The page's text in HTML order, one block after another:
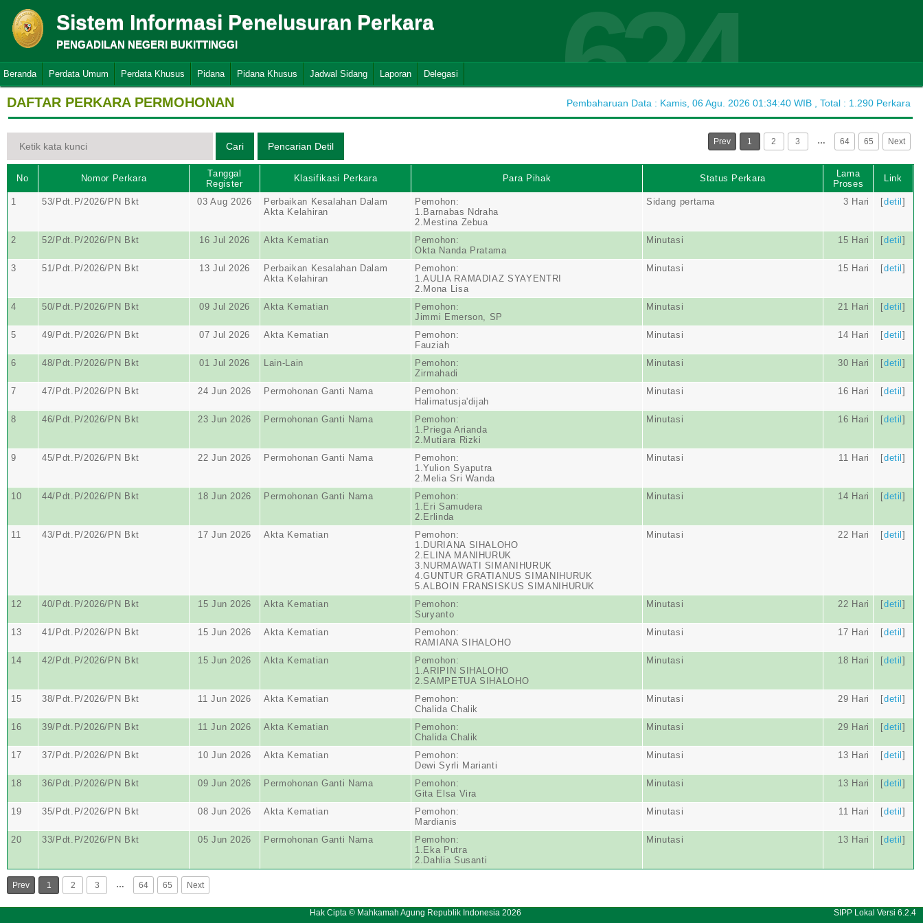
Sistem Informasi Penelusuran Perkara
PENGADILAN NEGERI BUKITTINGGI 624
Beranda Perdata Umum Perdata Khusus Pidana Pidana Khusus Jadwal Sidang Laporan Delegasi
DAFTAR PERKARA PERMOHONAN Pembaharuan Data : Kamis, 06 Agu. 2026 01:34:40 WIB , Total : 1.290 Perkara
Prev 1 2 3 … 64 65 Next
No Nomor Perkara
Tanggal
Register
Klasifikasi Perkara Para Pihak Status Perkara
Lama
Proses
Link
1 53/Pdt.P/2026/PN Bkt 03 Aug 2026
Perbaikan Kesalahan Dalam
Akta Kelahiran
Pemohon:
1.Barnabas Ndraha
2.Mestina Zebua
Sidang pertama 3 Hari [detil]
2 52/Pdt.P/2026/PN Bkt 16 Jul 2026 Akta Kematian
Pemohon:
Okta Nanda Pratama
Minutasi 15 Hari [detil]
3 51/Pdt.P/2026/PN Bkt 13 Jul 2026
Perbaikan Kesalahan Dalam
Akta Kelahiran
Pemohon:
1.AULIA RAMADIAZ SYAYENTRI
2.Mona Lisa
Minutasi 15 Hari [detil]
4 50/Pdt.P/2026/PN Bkt 09 Jul 2026 Akta Kematian
Pemohon:
Jimmi Emerson, SP
Minutasi 21 Hari [detil]
5 49/Pdt.P/2026/PN Bkt 07 Jul 2026 Akta Kematian
Pemohon:
Fauziah
Minutasi 14 Hari [detil]
6 48/Pdt.P/2026/PN Bkt 01 Jul 2026 Lain-Lain
Pemohon:
Zirmahadi
Minutasi 30 Hari [detil]
7 47/Pdt.P/2026/PN Bkt 24 Jun 2026 Permohonan Ganti Nama
Pemohon:
Halimatusja'dijah
Minutasi 16 Hari [detil]
8 46/Pdt.P/2026/PN Bkt 23 Jun 2026 Permohonan Ganti Nama
Pemohon:
1.Priega Arianda
2.Mutiara Rizki
Minutasi 16 Hari [detil]
9 45/Pdt.P/2026/PN Bkt 22 Jun 2026 Permohonan Ganti Nama
Pemohon:
1.Yulion Syaputra
2.Melia Sri Wanda
Minutasi 11 Hari [detil]
10 44/Pdt.P/2026/PN Bkt 18 Jun 2026 Permohonan Ganti Nama
Pemohon:
1.Eri Samudera
2.Erlinda
Minutasi 14 Hari [detil]
11 43/Pdt.P/2026/PN Bkt 17 Jun 2026 Akta Kematian
Pemohon:
1.DURIANA SIHALOHO
2.ELINA MANIHURUK
3.NURMAWATI SIMANIHURUK
4.GUNTUR GRATIANUS SIMANIHURUK
5.ALBOIN FRANSISKUS SIMANIHURUK
Minutasi 22 Hari [detil]
12 40/Pdt.P/2026/PN Bkt 15 Jun 2026 Akta Kematian
Pemohon:
Suryanto
Minutasi 22 Hari [detil]
13 41/Pdt.P/2026/PN Bkt 15 Jun 2026 Akta Kematian
Pemohon:
RAMIANA SIHALOHO
Minutasi 17 Hari [detil]
14 42/Pdt.P/2026/PN Bkt 15 Jun 2026 Akta Kematian
Pemohon:
1.ARIPIN SIHALOHO
2.SAMPETUA SIHALOHO
Minutasi 18 Hari [detil]
15 38/Pdt.P/2026/PN Bkt 11 Jun 2026 Akta Kematian
Pemohon:
Chalida Chalik
Minutasi 29 Hari [detil]
16 39/Pdt.P/2026/PN Bkt 11 Jun 2026 Akta Kematian
Pemohon:
Chalida Chalik
Minutasi 29 Hari [detil]
17 37/Pdt.P/2026/PN Bkt 10 Jun 2026 Akta Kematian
Pemohon:
Dewi Syrli Marianti
Minutasi 13 Hari [detil]
18 36/Pdt.P/2026/PN Bkt 09 Jun 2026 Permohonan Ganti Nama
Pemohon:
Gita Elsa Vira
Minutasi 13 Hari [detil]
19 35/Pdt.P/2026/PN Bkt 08 Jun 2026 Akta Kematian
Pemohon:
Mardianis
Minutasi 11 Hari [detil]
20 33/Pdt.P/2026/PN Bkt 05 Jun 2026 Permohonan Ganti Nama
Pemohon:
1.Eka Putra
2.Dahlia Susanti
Minutasi 13 Hari [detil]
Prev 1 2 3 … 64 65 Next
Hak Cipta © Mahkamah Agung Republik Indonesia 2026 SIPP Lokal Versi 6.2.4